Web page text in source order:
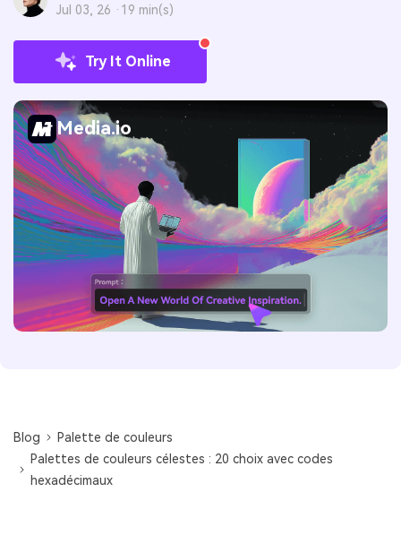
Jul 03, 26 · 19 min(s)
Try It Online
Media.io
Blog
Palette de couleurs
Palettes de couleurs célestes : 20 choix avec codes
hexadécimaux